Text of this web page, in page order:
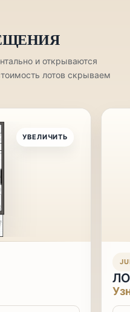
и открываются
лотов скрываем
УВЕЛИЧИТЬ